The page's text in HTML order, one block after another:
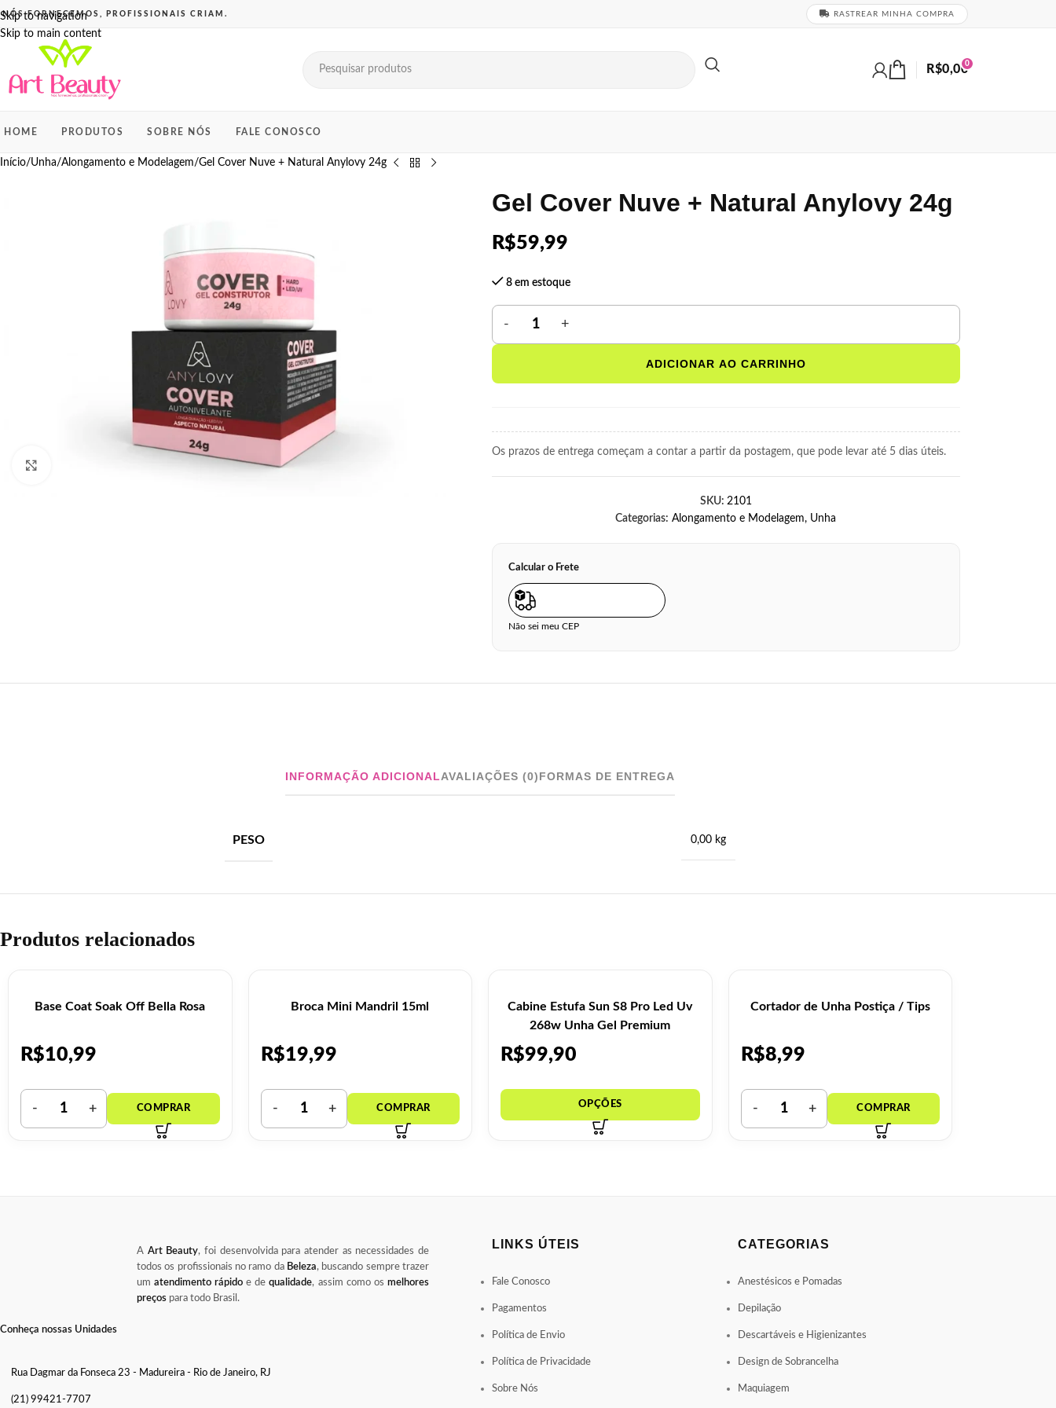
Skip to navigation
Skip to main content
RASTREAR MINHA COMPRA
0
R$0,00
HOME PRODUTOS SOBRE NÓS FALE CONOSCO
Início Unha Alongamento e Modelagem Gel Cover Nuve + Natural Anylovy 24g
Gel Cover Nuve + Natural Anylovy 24g
R$59,99
8 em estoque
ADICIONAR AO CARRINHO
Os prazos de entrega começam a contar a partir da postagem, que pode levar até 5 dias úteis.
SKU: 2101
Categorias: Alongamento e Modelagem, Unha
Calcular o Frete
Não sei meu CEP
INFORMAÇÃO ADICIONALAVALIAÇÕES (0)FORMAS DE ENTREGA
PESO 0,00 kg
Produtos relacionados
Base Coat Soak Off Bella Rosa
R$10,99
Broca Mini Mandril 15ml
R$19,99
Cabine Estufa Sun S8 Pro Led Uv
268w Unha Gel Premium
R$99,90
Cortador de Unha Postiça / Tips
R$8,99
A Art Beauty, foi desenvolvida para atender as necessidades de
todos os profissionais no ramo da Beleza, buscando sempre trazer
um atendimento rápido e dequalidade, assim como os melhores
preçospara todo Brasil.
Conheça nossas Unidades
Rua Dagmar da Fonseca 23 - Madureira - Rio de Janeiro, RJ
(21) 99421-7707
LINKS ÚTEIS
Fale Conosco
Pagamentos
Política de Envio
Política de Privacidade
Sobre Nós
CATEGORIAS
Anestésicos e Pomadas
Depilação
Descartáveis e Higienizantes
Design de Sobrancelha
Maquiagem